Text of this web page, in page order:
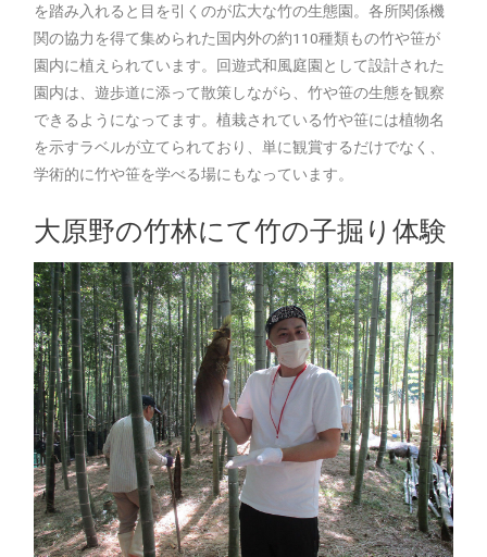
を踏み入れると目を引くのが広大な竹の生態園。各所関係機
関の協力を得て集められた国内外の約110種類もの竹や笹が
園内に植えられています。回遊式和風庭園として設計された
園内は、遊歩道に添って散策しながら、竹や笹の生態を観察
できるようになってます。植栽されている竹や笹には植物名
を示すラベルが立てられており、単に観賞するだけでなく、
学術的に竹や笹を学べる場にもなっています。
大原野の竹林にて竹の子掘り体験